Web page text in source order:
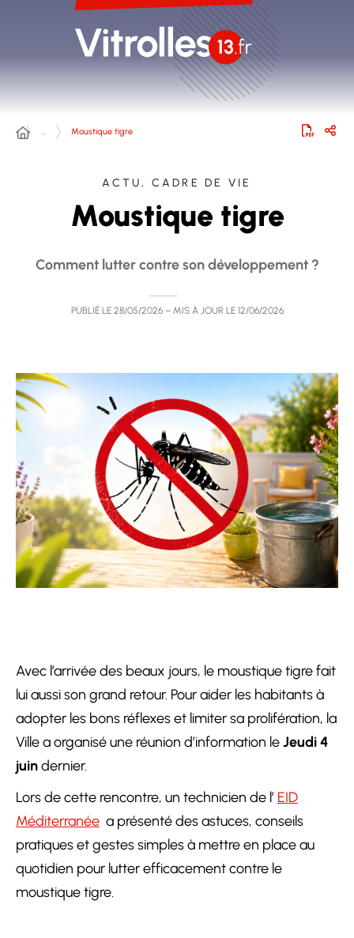
… Moustique tigre
ACTU, CADRE DE VIE
Moustique tigre
Comment lutter contre son développement ?
PUBLIÉ LE 28/05/2026 – MIS À JOUR LE 12/06/2026
Avec l’arrivée des beaux jours, le moustique tigre fait
lui aussi son grand retour. Pour aider les habitants à
adopter les bons réflexes et limiter sa prolifération, la
Ville a organisé une réunion d’information leJeudi 4
juindernier.
Lors de cette rencontre, un technicien de l’ EID
Méditerranée a présenté des astuces, conseils
pratiques et gestes simples à mettre en place au
quotidien pour lutter efficacement contre le
moustique tigre.